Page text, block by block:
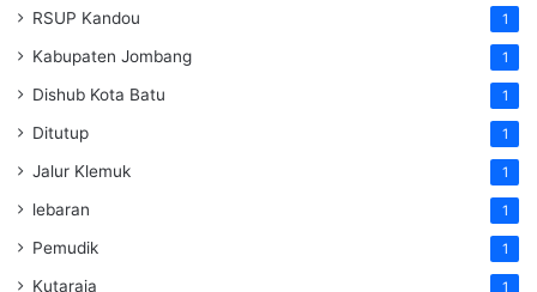
RSUP Kandou 1
Kabupaten Jombang 1
Dishub Kota Batu 1
Ditutup 1
Jalur Klemuk 1
lebaran 1
Pemudik 1
Kutaraja 1